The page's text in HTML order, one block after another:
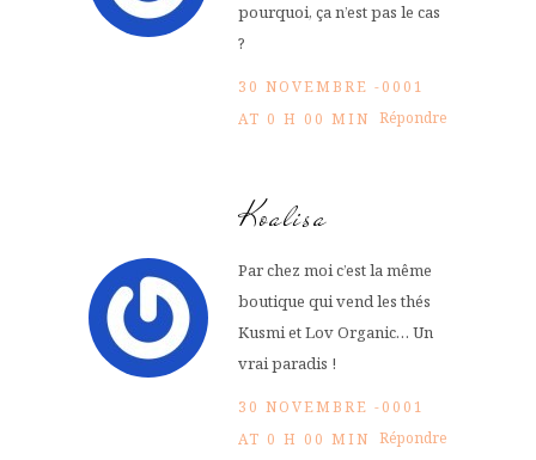
pourquoi, ça n’est pas le cas
?
30 NOVEMBRE -0001
AT 0 H 00 MIN Répondre
Koalisa
Par chez moi c’est la même
boutique qui vend les thés
Kusmi et Lov Organic… Un
vrai paradis !
30 NOVEMBRE -0001
AT 0 H 00 MIN Répondre